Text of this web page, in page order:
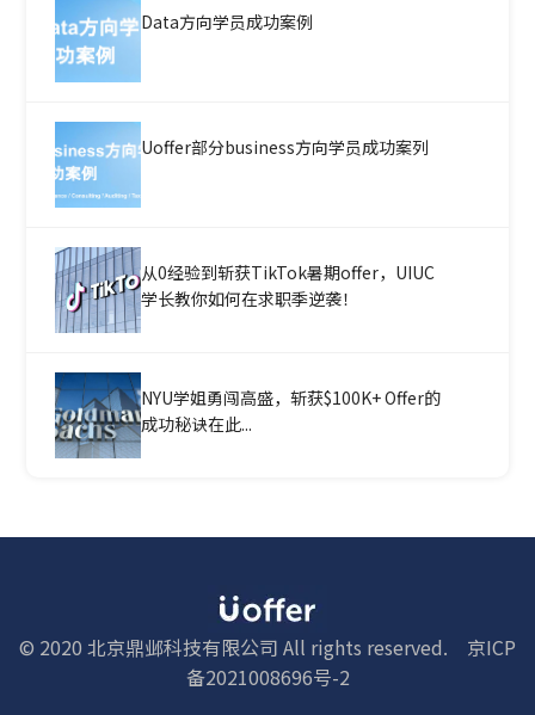
Data方向学员成功案例
Uoffer部分business方向学员成功案列
从0经验到斩获TikTok暑期offer，UIUC
学长教你如何在求职季逆袭！
NYU学姐勇闯高盛，斩获$100K+ Offer的
成功秘诀在此...
© 2020 北京鼎邺科技有限公司 All rights reserved.
京ICP
备2021008696号-2